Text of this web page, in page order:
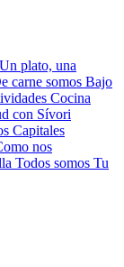
Un plato, una
carne somos Bajo
Cocina
con Sívori
Capitales
nos
Todos somos Tu